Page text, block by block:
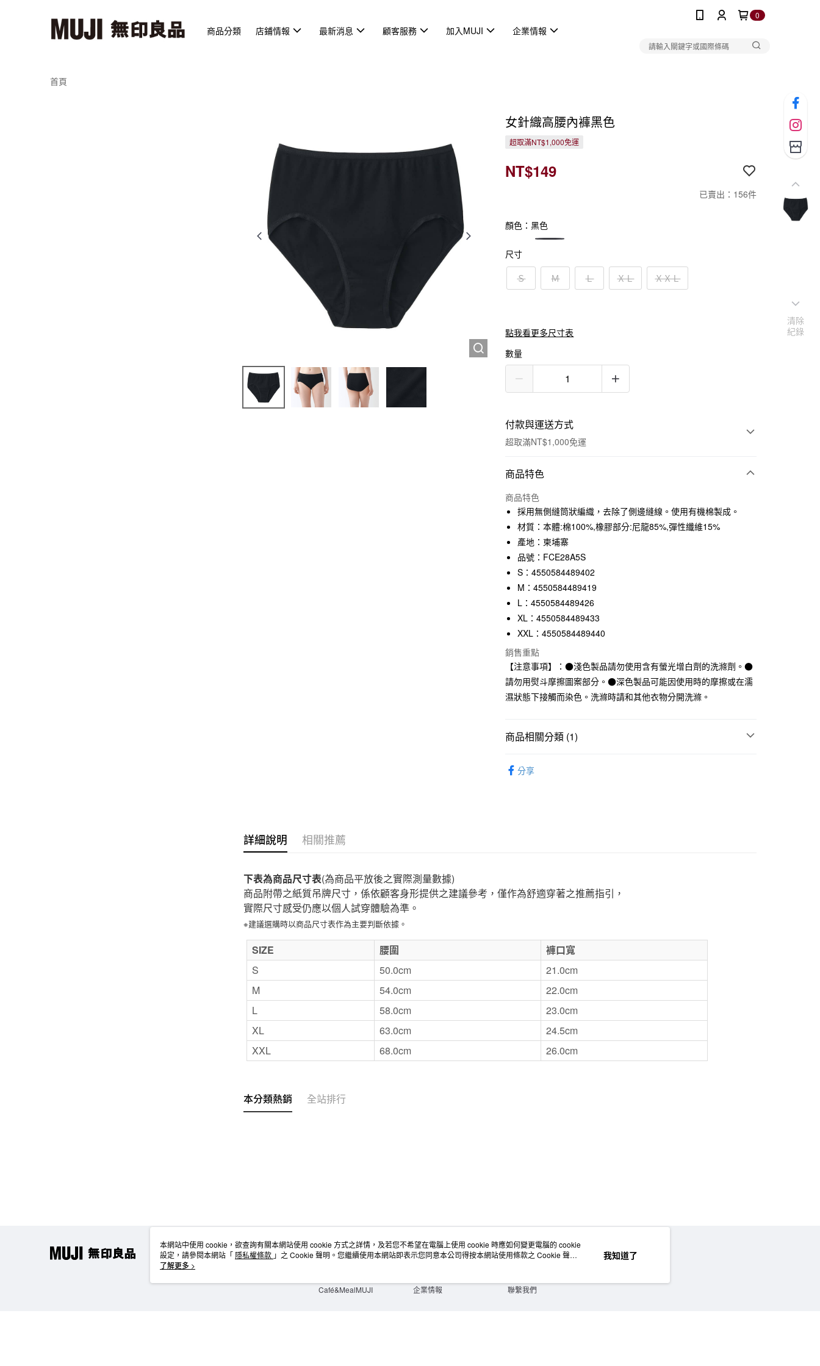
0
商品分類 店鋪情報 最新消息 顧客服務 加入MUJI 企業情報
首頁
女針織高腰內褲黑色
超取滿NT$1,000免運
NT$149
已賣出：156件
顏色：黑色
尺寸
Ｓ
Ｍ Ｌ ＸＬ ＸＸＬ
點我看更多尺寸表
數量
付款與運送方式
超取滿NT$1,000免運
付款方式
信用卡一次付款
信用卡分期付款
3 期 0 利率 每期
合作金庫商業銀行
華南商業銀行
上海商業儲蓄銀行
臺灣中小企業銀行
匯豐（台灣）商業銀行
聯邦商業銀行
元大商業銀行
玉山商業銀行
台新國際商業銀行
中國信託商業銀行
台灣樂天信用卡公司
超商取貨付款
LINE Pay
Apple Pay
街口支付
悠遊付
運送方式
每筆NT$65，滿NT$1,000(含以上)免運費
每筆NT$65，滿NT$1,000(含以上)免運費
每筆NT$150，滿NT$2,000(含以上)免運費
商品特色
商品特色
採用無側縫筒狀編織，去除了側邊縫線。使用有機棉製成。
材質：本體:棉100%,橡膠部分:尼龍85%,彈性纖維15%
產地：柬埔寨
品號：FCE28A5S
S：4550584489402
M：4550584489419
L：4550584489426
XL：4550584489433
XXL：4550584489440
銷售重點
【注意事項】：●淺色製品請勿使用含有螢光增白劑的洗滌劑。●
請勿用熨斗摩擦圖案部分。●深色製品可能因使用時的摩擦或在濡
濕狀態下接觸而染色。洗滌時請和其他衣物分開洗滌。
商品相關分類 (1)
分享
詳細說明 相關推薦
下表為商品尺寸表(為商品平放後之實際測量數據)
商品附帶之紙質吊牌尺寸，係依顧客身形提供之建議參考，僅作為舒適穿著之推薦指引，
實際尺寸感受仍應以個人試穿體驗為準。
※建議選購時以商品尺寸表作為主要判斷依據。
SIZE 腰圍
褲口寬
S
50.0cm
21.0cm
M
54.0cm
22.0cm
L
58.0cm
23.0cm
XL
63.0cm
24.5cm
XXL
68.0cm 26.0cm
本分類熱銷 全站排行
店舖情報
門市服務
Café&MealMUJI
空間改造企劃服務
大宗採購
企業情報
會員服務
人才招募
聯繫我們
清除
紀錄
本網站中使用 cookie，欲查詢有關本網站使用 cookie 方式之詳情，及若您不希望在電腦上使用 cookie 時應如何變更電腦的 cookie
設定，請參閱本網站「 隱私權條款 」之 Cookie 聲明。您繼續使用本網站即表示您同意本公司得按本網站使用條款之 Cookie 聲明
使用 cookie。
了解更多 >
我知道了